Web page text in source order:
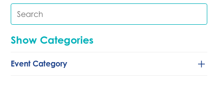
Show Categories
Event Category